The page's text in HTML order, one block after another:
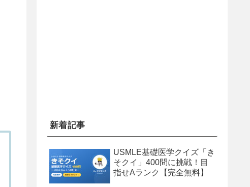
新着記事
USMLE基礎医学クイズ「き
そクイ」400問に挑戦！目
指せAランク【完全無料】